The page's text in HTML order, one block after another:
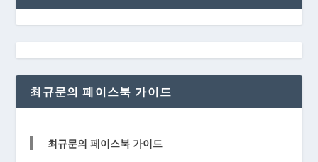
최규문의 페이스북 가이드
최규문의 페이스북 가이드